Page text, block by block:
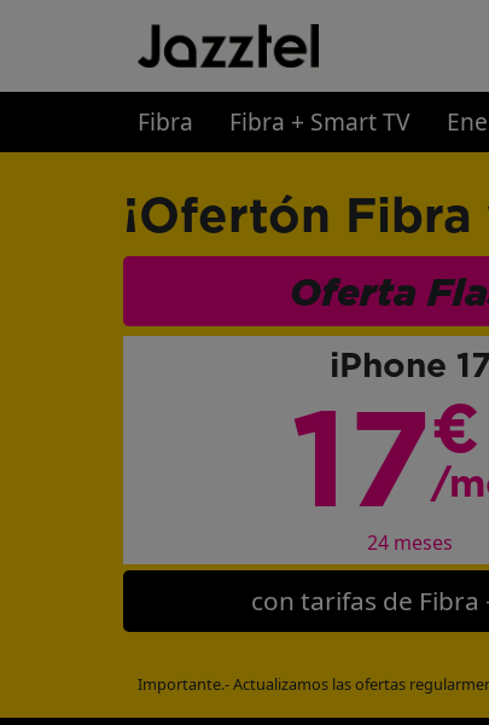
Fibra Fibra + Smart TV
¡Ofertón
Oferta
iPhone 17
17€
/
24 meses
con tarifas de Fibra
Importante.- Actualizamos las ofertas